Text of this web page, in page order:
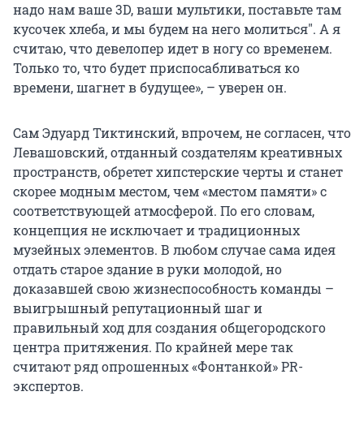
надо нам ваше 3D, ваши мультики, поставьте там
кусочек хлеба, и мы будем на него молиться". А я
считаю, что девелопер идет в ногу со временем.
Только то, что будет приспосабливаться ко
времени, шагнет в будущее», – уверен он.
Сам Эдуард Тиктинский, впрочем, не согласен, что
Левашовский, отданный создателям креативных
пространств, обретет хипстерские черты и станет
скорее модным местом, чем «местом памяти» с
соответствующей атмосферой. По его словам,
концепция не исключает и традиционных
музейных элементов. В любом случае сама идея
отдать старое здание в руки молодой, но
доказавшей свою жизнеспособность команды –
выигрышный репутационный шаг и
правильный ход для создания общегородского
центра притяжения. По крайней мере так
считают ряд опрошенных «Фонтанкой» PR-
экспертов.